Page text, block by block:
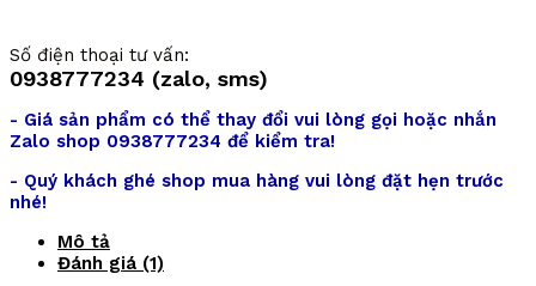
Số điện thoại tư vấn:
0938777234 (zalo, sms)
- Giá sản phẩm có thể thay đổi vui lòng gọi hoặc nhắn
Zalo shop 0938777234 để kiểm tra!
- Quý khách ghé shop mua hàng vui lòng đặt hẹn trước
nhé!
Mô tả
Đánh giá (1)